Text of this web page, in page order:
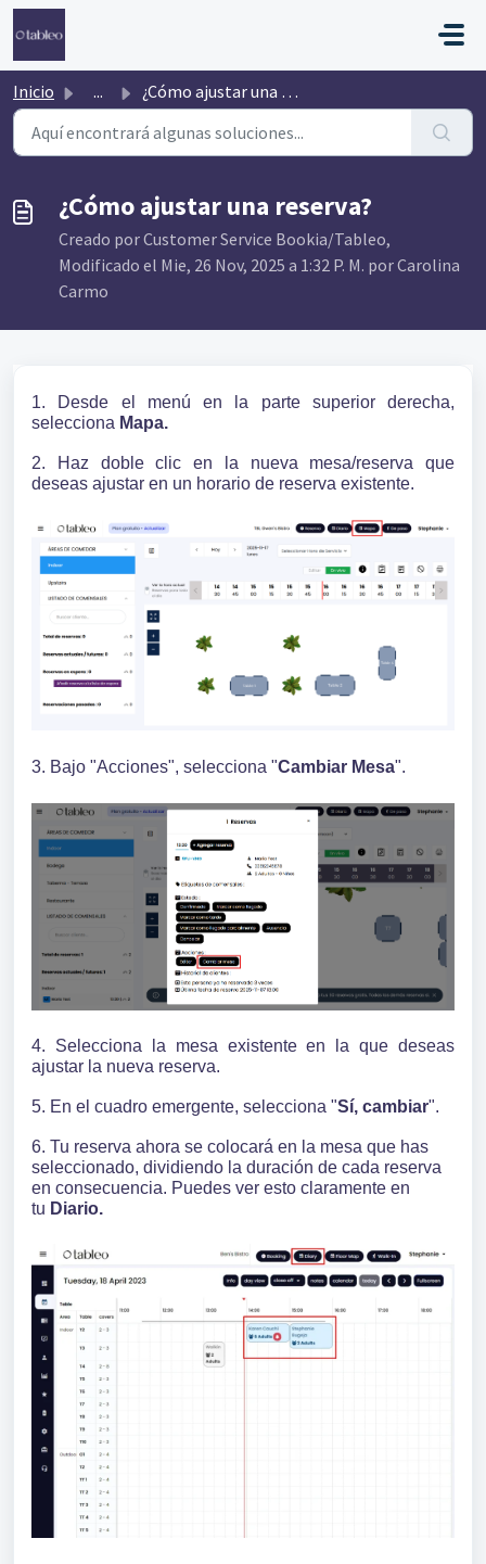
Saltar al contenido principal
Inicio ... ¿Cómo ajustar una reserva?
¿Cómo ajustar una reserva?
Creado por Customer Service Bookia/Tableo,
Modificado el Mie, 26 Nov, 2025 a 1:32 P. M. por Carolina
Carmo
1. Desde el menú en la parte superior derecha,
selecciona Mapa.
2. Haz doble clic en la nueva mesa/reserva que
deseas ajustar en un horario de reserva existente.
3. Bajo "Acciones", selecciona "Cambiar Mesa".
4. Selecciona la mesa existente en la que deseas
ajustar la nueva reserva.
5. En el cuadro emergente, selecciona "Sí, cambiar".
6. Tu reserva ahora se colocará en la mesa que has
seleccionado, dividiendo la duración de cada reserva
en consecuencia. Puedes ver esto claramente en
tu Diario.